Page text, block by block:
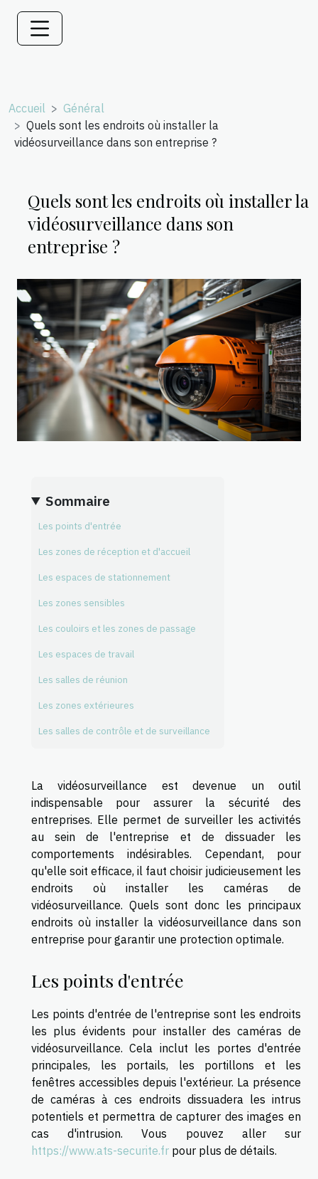
Accueil
Général
Quels sont les endroits où installer la
vidéosurveillance dans son entreprise ?
Quels sont les endroits où installer la
vidéosurveillance dans son
entreprise ?
Sommaire
Les points d'entrée
Les zones de réception et d'accueil
Les espaces de stationnement
Les zones sensibles
Les couloirs et les zones de passage
Les espaces de travail
Les salles de réunion
Les zones extérieures
Les salles de contrôle et de surveillance
La vidéosurveillance est devenue un outil
indispensable pour assurer la sécurité des
entreprises. Elle permet de surveiller les activités
au sein de l'entreprise et de dissuader les
comportements indésirables. Cependant, pour
qu'elle soit efficace, il faut choisir judicieusement les
endroits où installer les caméras de
vidéosurveillance. Quels sont donc les principaux
endroits où installer la vidéosurveillance dans son
entreprise pour garantir une protection optimale.
Les points d'entrée
Les points d'entrée de l'entreprise sont les endroits
les plus évidents pour installer des caméras de
vidéosurveillance. Cela inclut les portes d'entrée
principales, les portails, les portillons et les
fenêtres accessibles depuis l'extérieur. La présence
de caméras à ces endroits dissuadera les intrus
potentiels et permettra de capturer des images en
cas d'intrusion. Vous pouvez aller sur
https://www.ats-securite.fr pour plus de détails.